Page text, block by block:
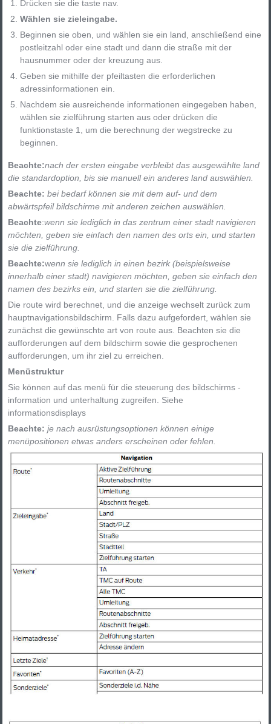
Drücken sie die taste nav.
Wählen sie zieleingabe.
Beginnen sie oben, und wählen sie ein land, anschließend eine
postleitzahl oder eine stadt und dann die straße mit der
hausnummer oder der kreuzung aus.
Geben sie mithilfe der pfeiltasten die erforderlichen
adressinformationen ein.
Nachdem sie ausreichende informationen eingegeben haben,
wählen sie zielführung starten aus oder drücken die
funktionstaste 1, um die berechnung der wegstrecke zu
beginnen.
Beachte:nach der ersten eingabe verbleibt das ausgewählte land
die standardoption, bis sie manuell ein anderes land auswählen.
Beachte: bei bedarf können sie mit dem auf- und dem
abwärtspfeil bildschirme mit anderen zeichen auswählen.
Beachte:wenn sie lediglich in das zentrum einer stadt navigieren
möchten, geben sie einfach den namen des orts ein, und starten
sie die zielführung.
Beachte:wenn sie lediglich in einen bezirk (beispielsweise
innerhalb einer stadt) navigieren möchten, geben sie einfach den
namen des bezirks ein, und starten sie die zielführung.
Die route wird berechnet, und die anzeige wechselt zurück zum
hauptnavigationsbildschirm. Falls dazu aufgefordert, wählen sie
zunächst die gewünschte art von route aus. Beachten sie die
aufforderungen auf dem bildschirm sowie die gesprochenen
aufforderungen, um ihr ziel zu erreichen.
Menüstruktur
Sie können auf das menü für die steuerung des bildschirms -
information und unterhaltung zugreifen. Siehe
informationsdisplays
Beachte: je nach ausrüstungsoptionen können einige
menüpositionen etwas anders erscheinen oder fehlen.